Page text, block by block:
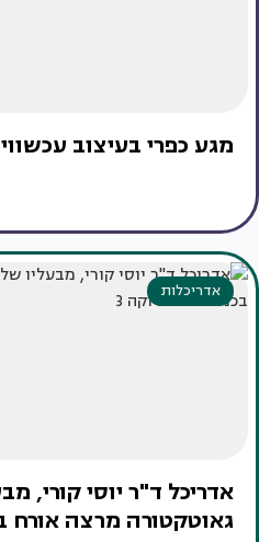
מגע כפרי בעיצוב עכשווי
אדריכלות
אדריכל ד"ר יוסי קורי,
גאוטקטורה מרצה אורח